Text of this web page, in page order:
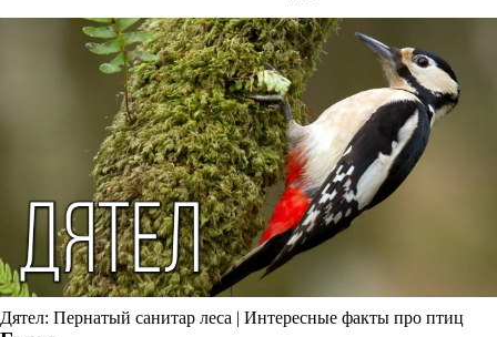
Дятел: Пернатый санитар леса | Интересные факты про птиц